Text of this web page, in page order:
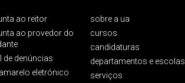
ao reitor
ao provedor do
de denúncias
eletrónico
sobre a ua
cursos
candidaturas
departamentos e escolas
serviços